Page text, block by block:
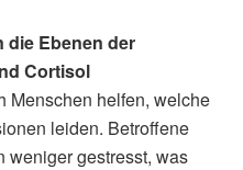
die Ebenen der
Cortisol
Menschen helfen, welche
leiden. Betroffene
weniger gestresst, was